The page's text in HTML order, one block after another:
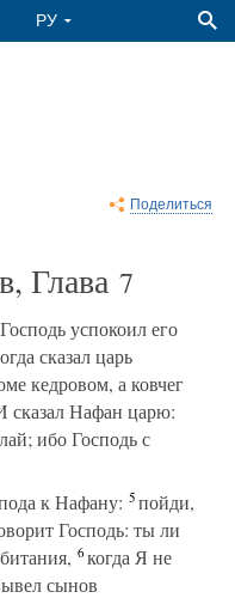
Поделиться
Глава 7
успокоил его
сказал царь
кедровом, а ковчег
Нафан царю:
ибо Господь с
к Нафану: 5пойди,
Господь: ты ли
6когда Я не
сынов